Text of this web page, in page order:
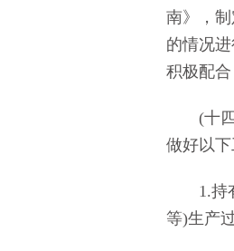
南》，
的情况
积极配
(十四)
做好以
1.持有
等)生产